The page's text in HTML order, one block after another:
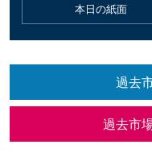
本日の紙面
過去
過去市